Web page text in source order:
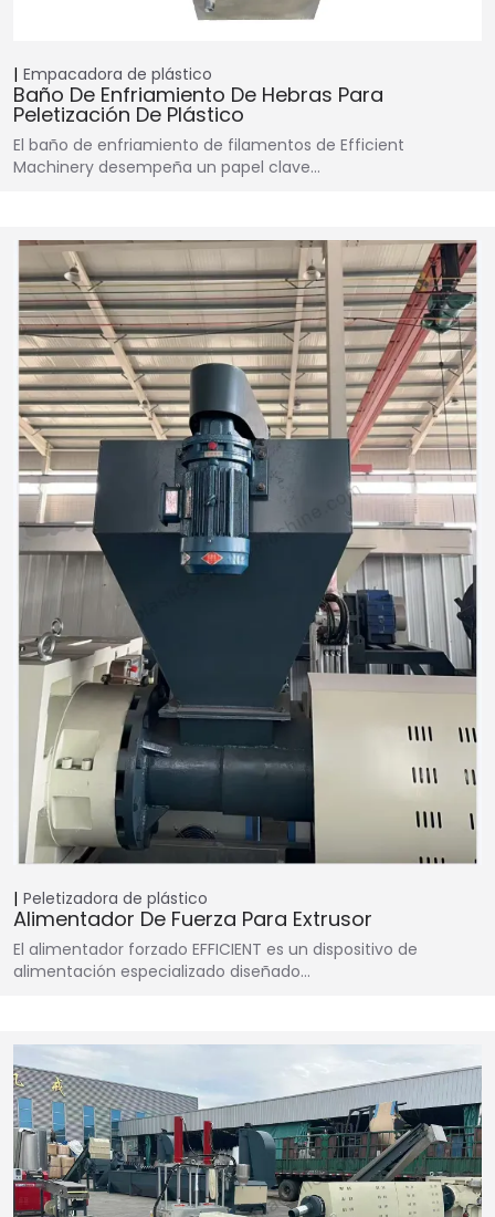
Empacadora de plástico
Baño De Enfriamiento De Hebras Para
Peletización De Plástico
El baño de enfriamiento de filamentos de Efficient
Machinery desempeña un papel clave…
Peletizadora de plástico
Alimentador De Fuerza Para Extrusor
El alimentador forzado EFFICIENT es un dispositivo de
alimentación especializado diseñado…